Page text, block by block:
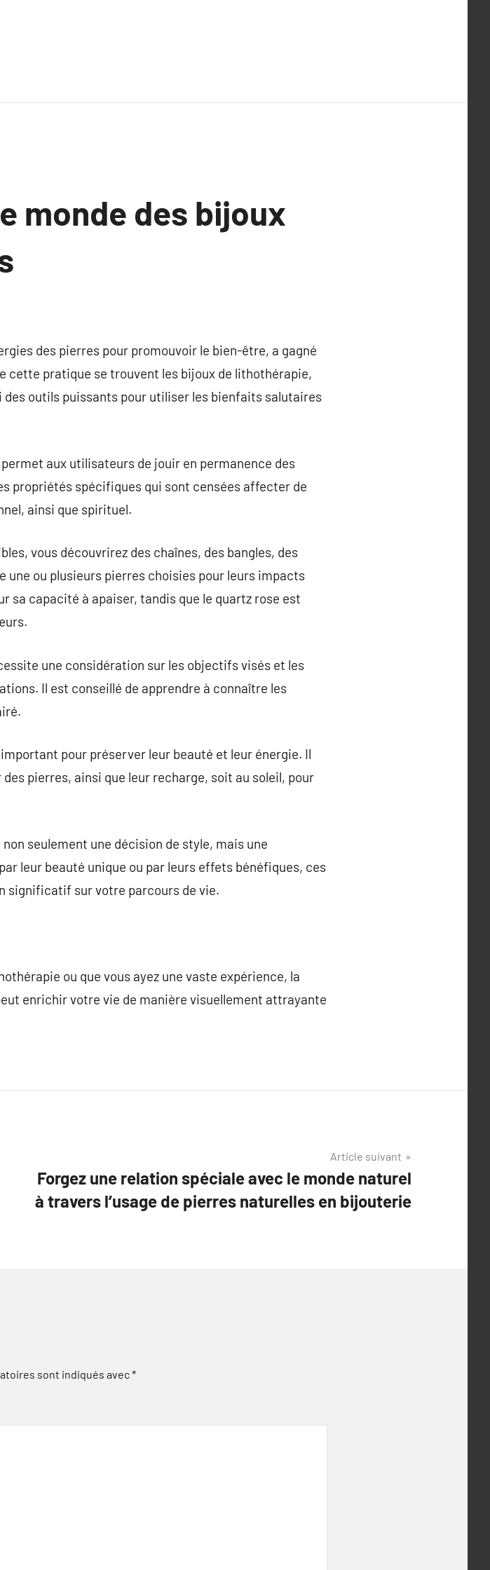
monde des bijoux
des pierres pour promouvoir le bien-être, a gagné
cette pratique se trouvent les bijoux de lithothérapie,
outils puissants pour utiliser les bienfaits salutaires
aux utilisateurs de jouir en permanence des
propriétés spécifiques qui sont censées affecter de
ainsi que spirituel.
vous découvrirez des chaînes, des bangles, des
ou plusieurs pierres choisies pour leurs impacts
sa capacité à apaiser, tandis que le quartz rose est
une considération sur les objectifs visés et les
Il est conseillé de apprendre à connaître les
pour préserver leur beauté et leur énergie. Il
pierres, ainsi que leur recharge, soit au soleil, pour
seulement une décision de style, mais une
leur beauté unique ou par leurs effets bénéfiques, ces
significatif sur votre parcours de vie.
ou que vous ayez une vaste expérience, la
enrichir votre vie de manière visuellement attrayante
Article suivant
Forgez une relation spéciale avec le monde naturel
à travers l’usage de pierres naturelles en bijouterie
sont indiqués avec*